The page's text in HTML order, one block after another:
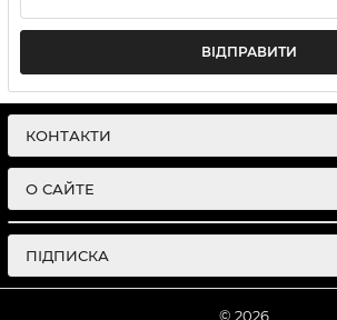
ВІДПРАВИТИ
КОНТАКТИ
О САЙТЕ
ПІДПИСКА
© 2026